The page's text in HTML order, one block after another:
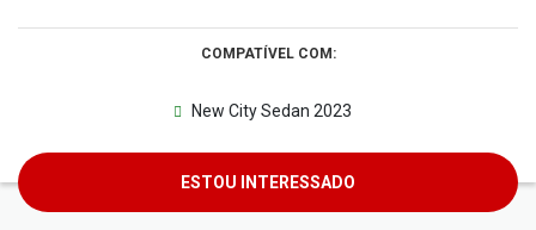
COMPATÍVEL COM:
New City Sedan 2023
ESTOU INTERESSADO